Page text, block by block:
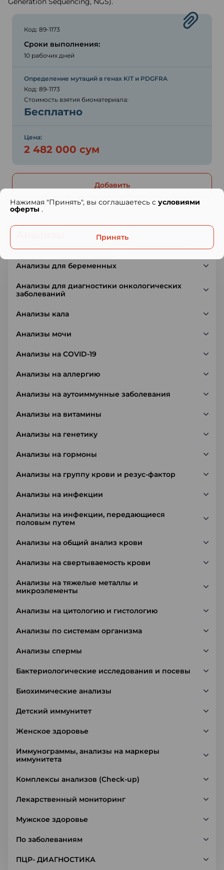
Анализы для беременных
Анализы для диагностики онкологических
заболеваний
Анализы кала
Анализы мочи
Анализы на COVID-19
Анализы на аллергию
Анализы на аутоиммунные заболевания
Анализы на витамины
Анализы на генетику
Анализы на гормоны
Анализы на группу крови и резус-фактор
Анализы на инфекции
Анализы на инфекции, передающиеся
половым путем
Анализы на общий анализ крови
Анализы на свертываемость крови
Анализы на тяжелые металлы и
микроэлементы
Анализы на цитологию и гистологию
Анализы по системам организма
Анализы спермы
Бактериологические исследования и посевы
Биохимические анализы
Детский иммунитет
Женское здоровье
Иммунограммы, анализы на маркеры
иммунитета
Комплексы анализов (Check-up)
Лекарственный мониторинг
Мужское здоровье
По заболеваниям
ПЦР- ДИАГНОСТИКА
Код: 89-1173
Сроки выполнения:
10 рабочих дней
Определение мутаций в генах KIT и PDGFRA
Код: 89-1173
Стоимость взятия биоматериала:
Бесплатно
Цена:
2 482 000 сум
Добавить
Нажимая "Принять", вы соглашаетесь с условиями
оферты .
Принять